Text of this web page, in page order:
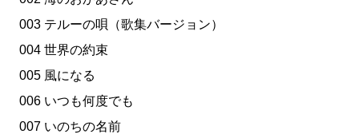
003 テルーの唄（歌集バージョン）
004 世界の約束
005 風になる
006 いつも何度でも
007 いのちの名前